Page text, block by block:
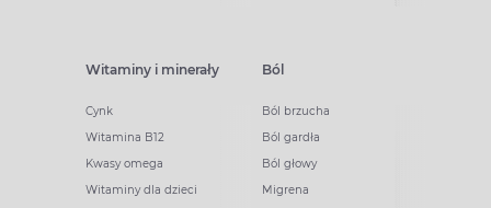
Witaminy i minerały
Cynk
Witamina B12
Kwasy omega
Witaminy dla dzieci
Ból
Ból brzucha
Ból gardła
Ból głowy
Migrena